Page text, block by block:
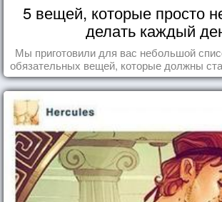
5 вещей, которые просто
делать каждый
Мы приготовили для вас небольшой
обязательных вещей, которые должны
дня.